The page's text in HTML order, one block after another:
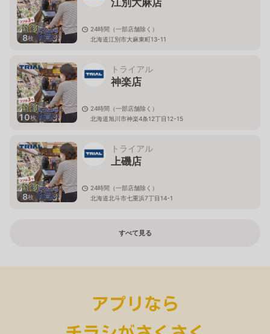
8枚
江別大麻店
24時間（一部店舗除く）
北海道江別市大麻東町13-11
10枚
トライアル
神楽店
24時間（一部店舗除く）
北海道旭川市神楽4条12丁目12-15
8枚
トライアル
上磯店
24時間（一部店舗除く）
北海道北斗市七重浜7丁目14-1
すべて見る